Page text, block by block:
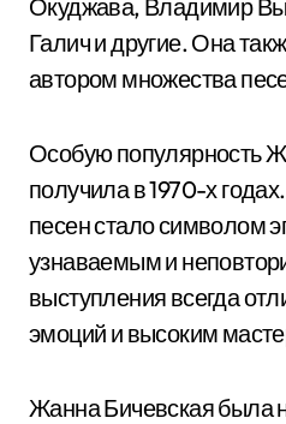
Окуджава, Владимир
Галич и другие. Она
автором множества
Особую популярность
получила в 1970-х
песен стало символом
узнаваемым и
выступления всегда
эмоций и высоким
Жанна Бичевская была